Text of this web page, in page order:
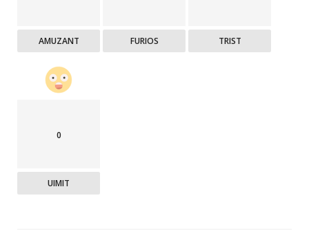
AMUZANT FURIOS TRIST
0
UIMIT